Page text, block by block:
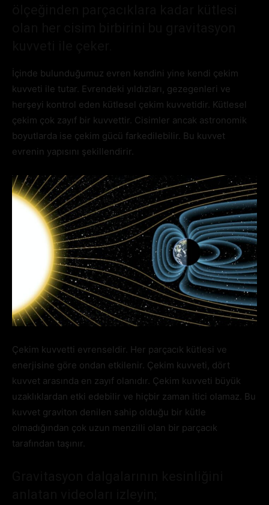
İçinde bulunduğumuz evren kendini yine kendi çekim
kuvveti ile tutar. Evrendeki yıldızları, gezegenleri ve
herşeyi kontrol eden kütlesel çekim kuvvetidir. Kütlesel
çekim çok zayıf bir kuvvettir. Cisimler ancak astronomik
boyutlarda ise çekim gücü farkedilebilir. Bu kuvvet
evrenin yapısını şekillendirir.
Çekim kuvvetti evrenseldir. Her parçacık kütlesi ve
enerjisine göre ondan etkilenir. Çekim kuvveti, dört
kuvvet arasında en zayıf olanıdır. Çekim kuvveti büyük
uzaklıklardan etki edebilir ve hiçbir zaman itici olamaz. Bu
kuvvet graviton denilen sahip olduğu bir kütle
olmadığından çok uzun menzilli olan bir parçacık
tarafından taşınır.